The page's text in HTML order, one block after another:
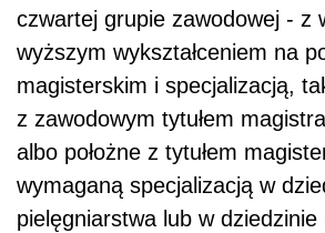
czwartej grupie zawodowej - z
wyższym wykształceniem na
magisterskim i specjalizacją,
z zawodowym tytułem
albo położne z tytułem
wymaganą specjalizacją w
pielęgniarstwa lub w dziedzinie